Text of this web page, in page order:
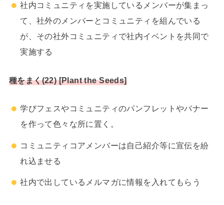
社内コミュニティを実施しているメンバーが集まっ
て、社外のメンバーとコミュニティを組んでいる
が、その社外コミュニティで社内イベントを共同で
実施する
種をまく(22) [Plant the Seeds]
学びフェスやコミュニティのパンフレットやバナー
を作って色々な所に置く。
コミュニティコアメンバーは自己紹介等に宣伝を紛
れ込ませる
社内で出しているメルマガに情報を入れてもらう